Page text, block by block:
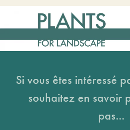
Si vous êtes intéressé
souhaitez en savoir
pas...